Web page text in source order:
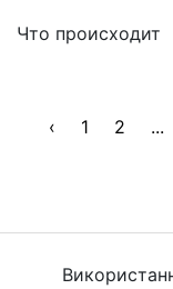
Что происходит
‹ 1 2 ...